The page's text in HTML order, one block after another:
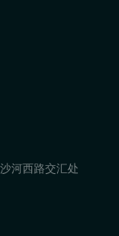
河西路交汇处